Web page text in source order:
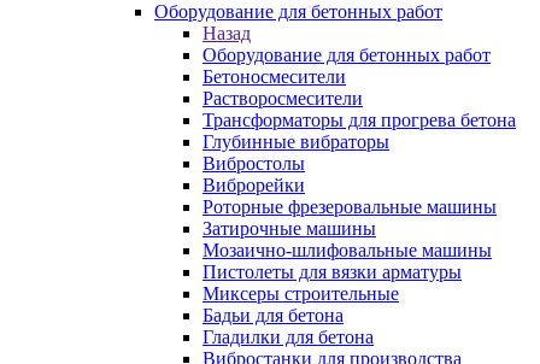
Оборудование для бетонных работ
Назад
Оборудование для бетонных работ
Бетоносмесители
Растворосмесители
Трансформаторы для прогрева бетона
Глубинные вибраторы
Вибростолы
Виброрейки
Роторные фрезеровальные машины
Затирочные машины
Мозаично-шлифовальные машины
Пистолеты для вязки арматуры
Миксеры строительные
Бадьи для бетона
Гладилки для бетона
Вибростанки для производства